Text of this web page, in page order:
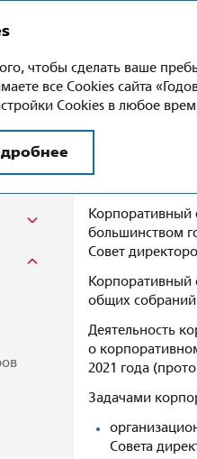
Корпоративный
большинством
Совет
Корпоративный
общих собраний
Деятельность
о
2021 года
Задачами
Совета
чтобы сделать ваше
все Cookies сайта
Cookies в любое